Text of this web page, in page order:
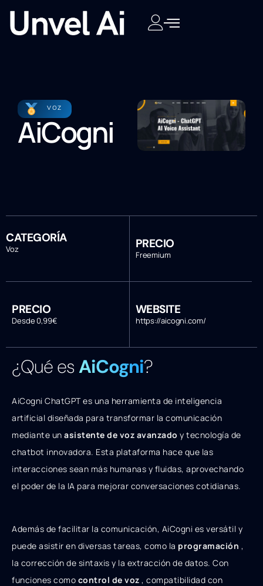
VOZ
AiCogni
CATEGORÍA
Voz PRECIO
Freemium
PRECIO
Desde 0,99€
WEBSITE
https://aicogni.com/
¿Qué esAiCogni?
AiCogni ChatGPT es una herramienta de inteligencia
artificial diseñada para transformar la comunicación
mediante un asistente de voz avanzado y tecnología de
chatbot innovadora. Esta plataforma hace que las
interacciones sean más humanas y fluidas, aprovechando
el poder de la IA para mejorar conversaciones cotidianas.
Además de facilitar la comunicación, AiCogni es versátil y
puede asistir en diversas tareas, como la programación ,
la corrección de sintaxis y la extracción de datos. Con
funciones como control de voz , compatibilidad con